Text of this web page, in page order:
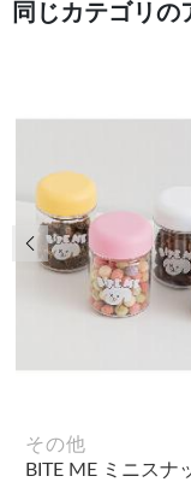
同じカテゴリの
その他
BITE ME ミニスナ
前の画像